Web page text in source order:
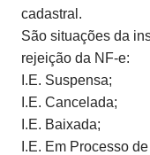
cadastral.
São situações da
rejeição da NF-e:
I.E. Suspensa;
I.E. Cancelada;
I.E. Baixada;
I.E. Em Processo